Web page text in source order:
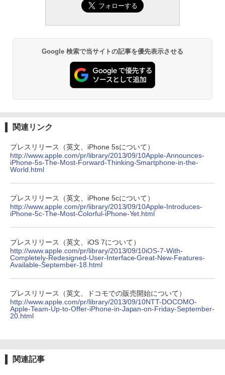
Google 検索で当サイトの記事を優先表示させる
関連リンク
プレスリリース（英文、iPhone 5sについて）
http://www.apple.com/pr/library/2013/09/10Apple-Announces-
iPhone-5s-The-Most-Forward-Thinking-Smartphone-in-the-
World.html
プレスリリース（英文、iPhone 5cについて）
http://www.apple.com/pr/library/2013/09/10Apple-Introduces-
iPhone-5c-The-Most-Colorful-iPhone-Yet.html
プレスリリース（英文、iOS 7について）
http://www.apple.com/pr/library/2013/09/10iOS-7-With-
Completely-Redesigned-User-Interface-Great-New-Features-
Available-September-18.html
プレスリリース（英文、ドコモでの販売開始について）
http://www.apple.com/pr/library/2013/09/10NTT-DOCOMO-
Apple-Team-Up-to-Offer-iPhone-in-Japan-on-Friday-September-
20.html
関連記事